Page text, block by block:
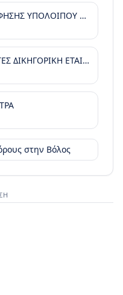
ΓΡΑΦΕΙΟ ΚΤΗΜΑΤΟΓΡΑΦΗΣΗΣ ΥΠΟΛΟΙΠΟΥ ΜΑΓΝΗΣΙΑΣ ΚΑΙ ΣΠΟΡΑΔΩΝ
ΝΙΖΑΜΗΣ ΚΑΙ ΣΥΝΕΡΓΑΤΕΣ ΔΙΚΗΓΟΡΙΚΗ ΕΤΑΙΡΙΑ - ΒΑΣΙΛΗΣ ΝΙΖΑΜΗΣ - EX LEGE
στην Βόλος